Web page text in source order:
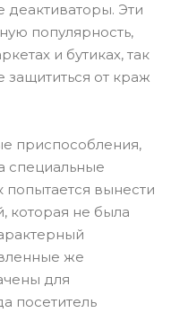
деактиваторы. Эти
популярность,
и бутиках, так
защититься от краж
приспособления,
специальные
вынести
которая не была
же
для
посетитель